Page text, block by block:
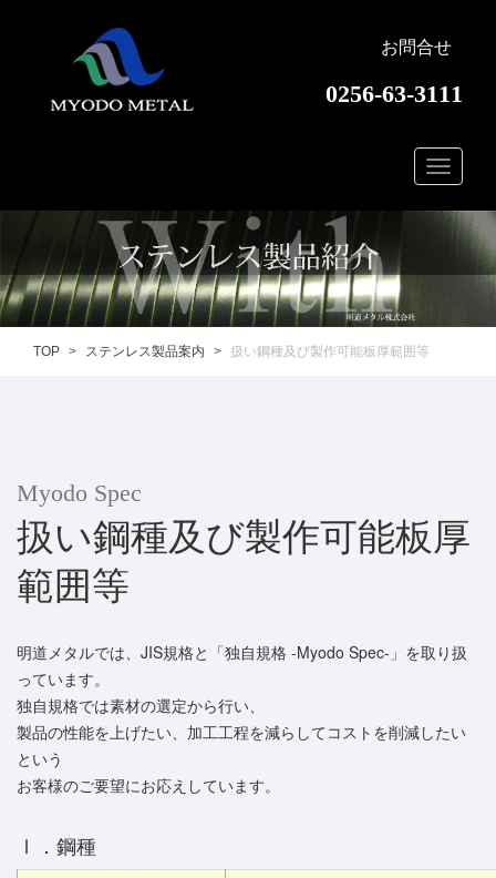
お問合せ
0256-63-3111
TOP ステンレス製品案内 扱い鋼種及び製作可能板厚範囲等
Myodo Spec
扱い鋼種及び製作可能板厚
範囲等
明道メタルでは、JIS規格と「独自規格 -Myodo Spec-」を取り扱
っています。
独自規格では素材の選定から行い、
製品の性能を上げたい、加工工程を減らしてコストを削減したい
という
お客様のご要望にお応えしています。
Ⅰ．鋼種